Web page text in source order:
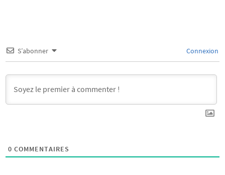
S’abonner Connexion
0 COMMENTAIRES